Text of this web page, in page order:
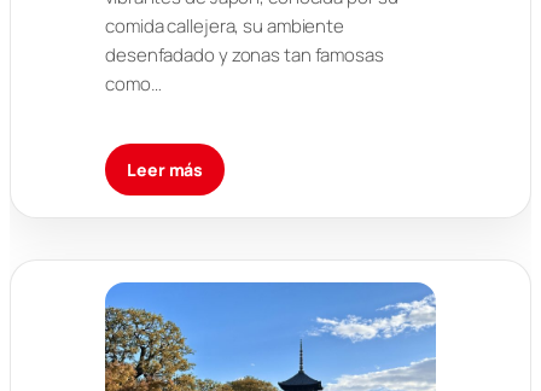
comida callejera, su ambiente
desenfadado y zonas tan famosas
como…
Leer más